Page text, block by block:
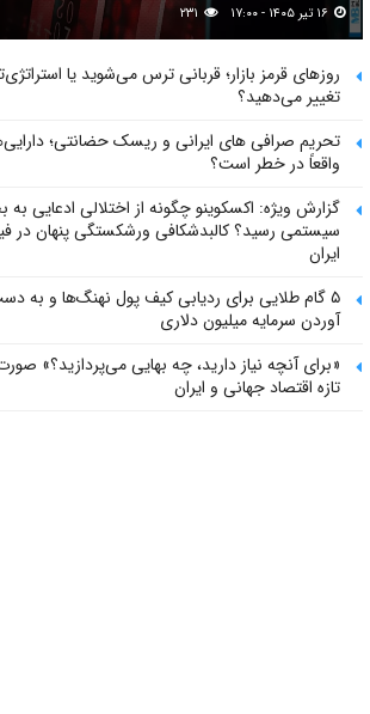
روزهای قرمز بازار؛ قربانی ترس می‌شوید یا
تغییر می‌دهید؟
تحریم صرافی های ایرانی و ریسک حضانتی؛
واقعاً در خطر است؟
گزارش ویژه: اکسکوینو چگونه از اختلالی ادعایی به
سیستمی رسید؟ کالبدشکافی ورشکستگی پنهان در
ایران
۵ گام طلایی برای ردیابی کیف پول‌ نهنگ‌ها و به
آوردن سرمایه میلیون دلاری
«برای آنچه نیاز دارید، چه بهایی می‌پردازید؟»
تازه اقتصاد جهانی و ایران